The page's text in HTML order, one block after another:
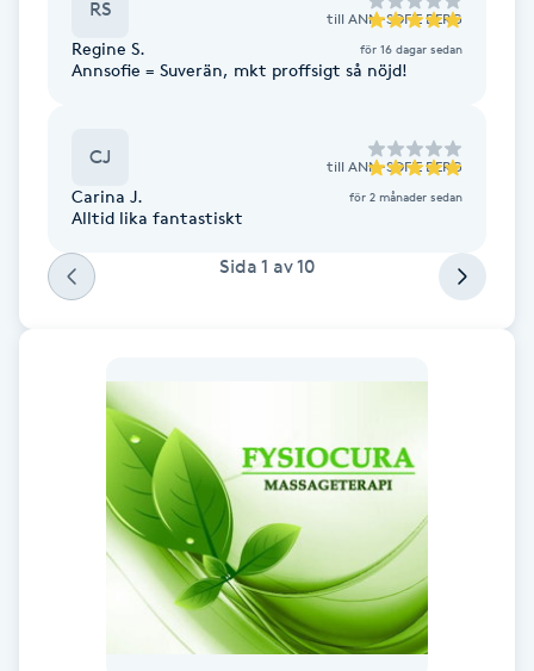
Coachning
Color correction
Dermapen
Enzympeeling
Extensions
Extensions borttagning
RS till ANN-SOFIE BERG
Regine S. för 16 dagar sedan
Annsofie = Suverän, mkt proffsigt så nöjd!
CJ till ANN-SOFIE BERG
Carina J. för 2 månader sedan
Alltid lika fantastiskt
Sida 1 av10